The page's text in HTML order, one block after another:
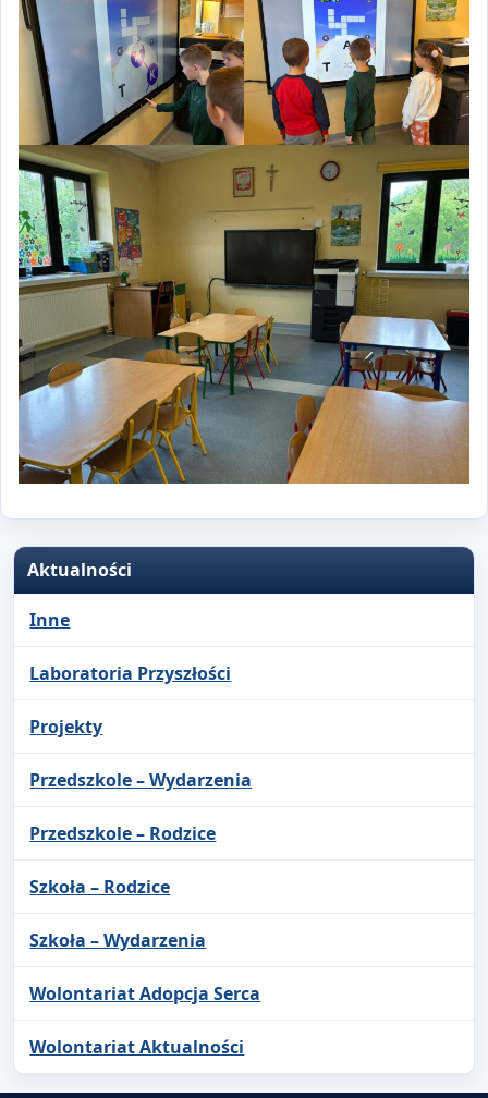
Aktualności
Inne
Laboratoria Przyszłości
Projekty
Przedszkole – Wydarzenia
Przedszkole – Rodzice
Szkoła – Rodzice
Szkoła – Wydarzenia
Wolontariat Adopcja Serca
Wolontariat Aktualności